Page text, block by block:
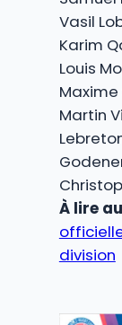
Vasil
Karim
Louis
Maxime
Martin
À lire
division